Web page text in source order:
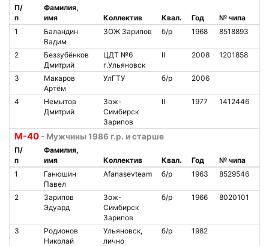
П/
п
Фамилия,
имя
Коллектив Квал. Год № чипа
1
Баландин
Вадим
ЗОЖ Зарипов б/р 1968 8518893
2
Беззубёнков
Дмитрий
ЦДТ №6
г.Ульяновск
II 2008 1201858
3
Макаров
Артём
УлГТУ б/р 2006
4
Немытов
Дмитрий
Зож-
Симбирск
Зарипов
II 1977 1412446
М-40 - Мужчины 1986 г.р. и старше
П/
п
Фамилия,
имя
Коллектив Квал. Год № чипа
1
Ганюшин
Павел
Afanasevteam б/р 1963 8529546
2
Зарипов
Эдуард
Зож-
Симбирск
Зарипов
б/р 1966 8020101
3
Родионов
Николай
Ульяновск,
лично
б/р 1982